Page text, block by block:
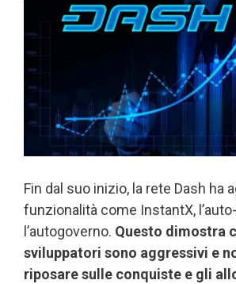
Fin dal suo inizio, la rete Dash ha
funzionalità come InstantX,
l’autogoverno. Questo dimostra
sviluppatori sono aggressivi e
riposare sulle conquiste e gli